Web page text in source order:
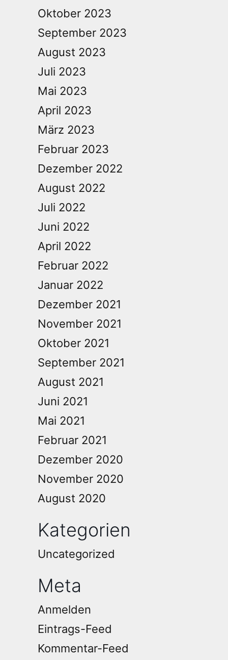
Oktober 2023
September 2023
August 2023
Juli 2023
Mai 2023
April 2023
März 2023
Februar 2023
Dezember 2022
August 2022
Juli 2022
Juni 2022
April 2022
Februar 2022
Januar 2022
Dezember 2021
November 2021
Oktober 2021
September 2021
August 2021
Juni 2021
Mai 2021
Februar 2021
Dezember 2020
November 2020
August 2020
Kategorien
Uncategorized
Meta
Anmelden
Eintrags-Feed
Kommentar-Feed